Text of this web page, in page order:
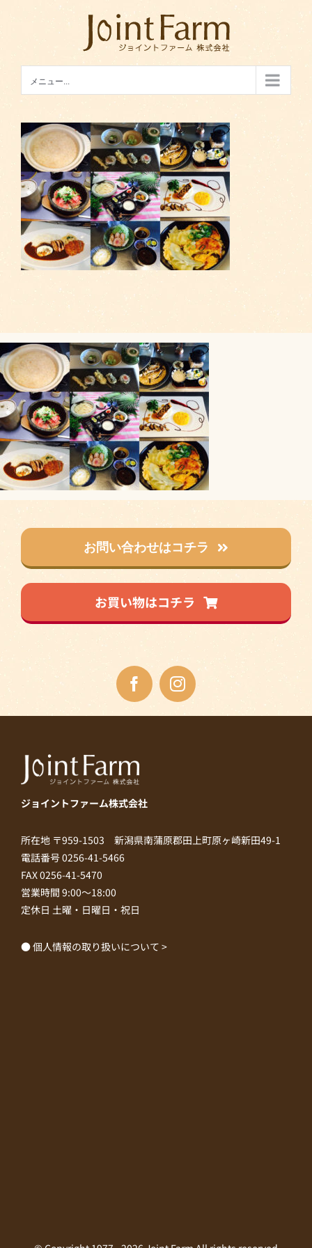
メニュー...
お問い合わせはコチラ
お買い物はコチラ
ジョイントファーム株式会社
所在地 〒959-1503 新潟県南蒲原郡田上町原ヶ崎新田49-1
電話番号 0256-41-5466
FAX 0256-41-5470
営業時間 9:00～18:00
定休日 土曜・日曜日・祝日
● 個人情報の取り扱いについて >